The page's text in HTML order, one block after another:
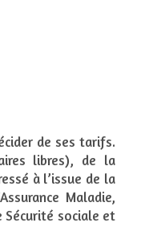
de ses tarifs.
libres), de la
à l’issue de la
Maladie,
Sécurité sociale et